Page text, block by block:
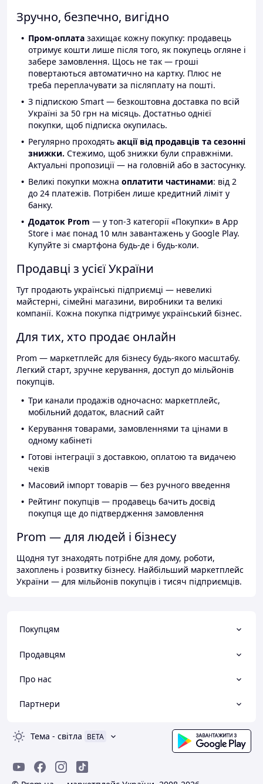
Зручно, безпечно, вигідно
Пром-оплата захищає кожну покупку: продавець
отримує кошти лише після того, як покупець огляне і
забере замовлення. Щось не так — гроші
повертаються автоматично на картку. Плюс не
треба переплачувати за післяплату на пошті.
З підпискою Smart — безкоштовна доставка по всій
Україні за 50 грн на місяць. Достатньо однієї
покупки, щоб підписка окупилась.
Регулярно проходять акції від продавців та сезонні
знижки. Стежимо, щоб знижки були справжніми.
Актуальні пропозиції — на головній або в застосунку.
Великі покупки можна оплатити частинами: від 2
до 24 платежів. Потрібен лише кредитний ліміт у
банку.
Додаток Prom — у топ-3 категорії «Покупки» в App
Store і має понад 10 млн завантажень у Google Play.
Купуйте зі смартфона будь-де і будь-коли.
Продавці з усієї України
Тут продають українські підприємці — невеликі
майстерні, сімейні магазини, виробники та великі
компанії. Кожна покупка підтримує український бізнес.
Для тих, хто продає онлайн
Prom — маркетплейс для бізнесу будь-якого масштабу.
Легкий старт, зручне керування, доступ до мільйонів
покупців.
Три канали продажів одночасно: маркетплейс,
мобільний додаток, власний сайт
Керування товарами, замовленнями та цінами в
одному кабінеті
Готові інтеграції з доставкою, оплатою та видачею
чеків
Масовий імпорт товарів — без ручного введення
Рейтинг покупців — продавець бачить досвід
покупця ще до підтвердження замовлення
Prom — для людей і бізнесу
Щодня тут знаходять потрібне для дому, роботи,
захоплень і розвитку бізнесу. Найбільший маркетплейс
України — для мільйонів покупців і тисяч підприємців.
Покупцям
Продавцям
Про нас
Партнери
Тема - світла BETA